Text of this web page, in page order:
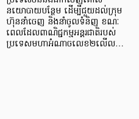
នយោបាយបន្ថែម ដើម្បីជួយដល់ក្រុម
ហ៊ុននាំចេញ និងនាំចូលទំនិញ ខណៈ
ពេលដែលពាណិជ្ជកម្មអន្តរជាតិរបស់
ប្រទេសមហាអំណាចលេខ២លើល…